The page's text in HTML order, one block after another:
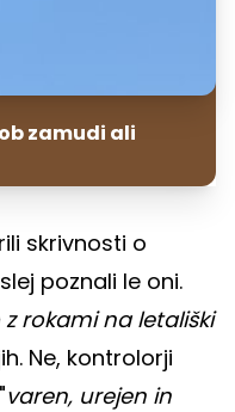
zamudi ali
skrivnosti o
poznali le oni.
rokami na letališki
Ne, kontrolorji
varen, urejen in